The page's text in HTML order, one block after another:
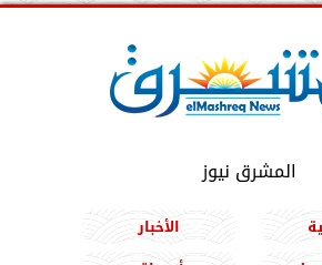
المشرق نيوز
الأخبار